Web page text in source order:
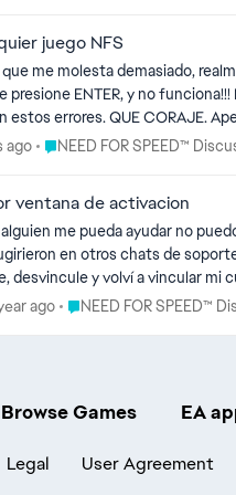
juego NFS
que me molesta demasiado,
presione ENTER, y no
estos errores. QUE CORAJE.
esto es horrible.
ago Place NEED FOR SPEED™
NEED FOR SPEED™
ventana de activacion
me pueda ayudar no
en otros chats de
desvincule y volví a vincular mi
mas a el juego por esa ventana de
ago Place NEED FOR
NEED FOR SPEED™
Browse Games EA
Legal User Agreement